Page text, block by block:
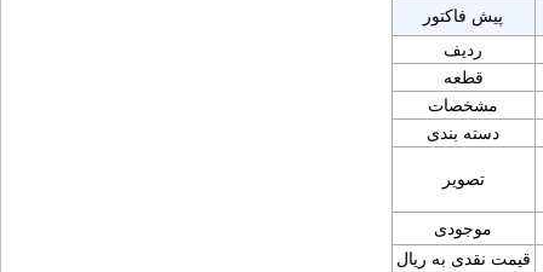
پیش فاکتور
ردیف
قطعه
مشخصات
دسته بندی
تصویر
موجودی
قیمت نقدی به ریال